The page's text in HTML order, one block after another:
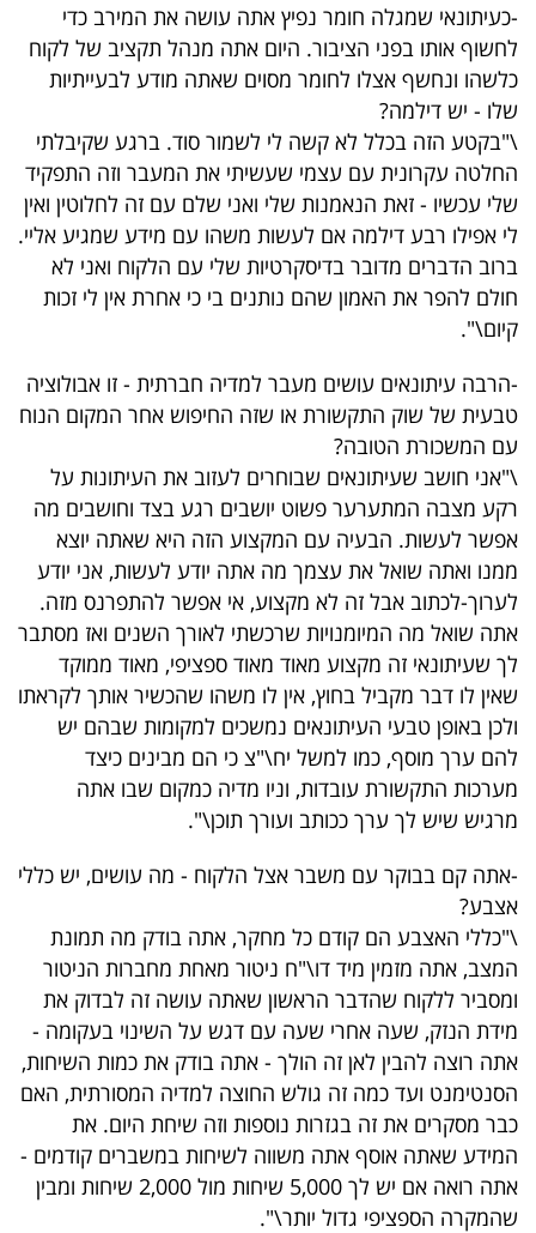
-כעיתונאי שמגלה חומר נפיץ אתה עושה את המירב כדי
לחשוף אותו בפני הציבור. היום אתה מנהל תקציב של לקוח
כלשהו ונחשף אצלו לחומר מסוים שאתה מודע לבעייתיות
שלו - יש דילמה?
\"בקטע הזה בכלל לא קשה לי לשמור סוד. ברגע שקיבלתי
החלטה עקרונית עם עצמי שעשיתי את המעבר וזה התפקיד
שלי עכשיו - זאת הנאמנות שלי ואני שלם עם זה לחלוטין ואין
לי אפילו רבע דילמה אם לעשות משהו עם מידע שמגיע אליי.
ברוב הדברים מדובר בדיסקרטיות שלי עם הלקוח ואני לא
חולם להפר את האמון שהם נותנים בי כי אחרת אין לי זכות
קיום\".
-הרבה עיתונאים עושים מעבר למדיה חברתית - זו אבולוציה
טבעית של שוק התקשורת או שזה החיפוש אחר המקום הנוח
עם המשכורת הטובה?
\"אני חושב שעיתונאים שבוחרים לעזוב את העיתונות על
רקע מצבה המתערער פשוט יושבים רגע בצד וחושבים מה
אפשר לעשות. הבעיה עם המקצוע הזה היא שאתה יוצא
ממנו ואתה שואל את עצמך מה אתה יודע לעשות, אני יודע
לערוך-לכתוב אבל זה לא מקצוע, אי אפשר להתפרנס מזה.
אתה שואל מה המיומנויות שרכשתי לאורך השנים ואז מסתבר
לך שעיתונאי זה מקצוע מאוד מאוד ספציפי, מאוד ממוקד
שאין לו דבר מקביל בחוץ, אין לו משהו שהכשיר אותך לקראתו
ולכן באופן טבעי העיתונאים נמשכים למקומות שבהם יש
להם ערך מוסף, כמו למשל יח\"צ כי הם מבינים כיצד
מערכות התקשורת עובדות, וניו מדיה כמקום שבו אתה
מרגיש שיש לך ערך ככותב ועורך תוכן\".
-אתה קם בבוקר עם משבר אצל הלקוח - מה עושים, יש כללי
אצבע?
\"כללי האצבע הם קודם כל מחקר, אתה בודק מה תמונת
המצב, אתה מזמין מיד דו\"ח ניטור מאחת מחברות הניטור
ומסביר ללקוח שהדבר הראשון שאתה עושה זה לבדוק את
מידת הנזק, שעה אחרי שעה עם דגש על השינוי בעקומה -
אתה רוצה להבין לאן זה הולך - אתה בודק את כמות השיחות,
הסנטימנט ועד כמה זה גולש החוצה למדיה המסורתית, האם
כבר מסקרים את זה בגזרות נוספות וזה שיחת היום. את
המידע שאתה אוסף אתה משווה לשיחות במשברים קודמים -
אתה רואה אם יש לך 5,000 שיחות מול 2,000 שיחות ומבין
שהמקרה הספציפי גדול יותר\".